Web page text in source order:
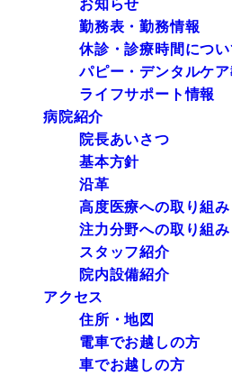
お知らせ
勤務表・勤務情報
休診・診療時間につい
パピー・デンタルケ
ライフサポート情報
病院紹介
院長あいさつ
基本方針
沿革
高度医療への取り組み
注力分野への取り組み
スタッフ紹介
院内設備紹介
アクセス
住所・地図
電車でお越しの方
車でお越しの方